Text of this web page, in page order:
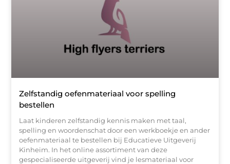
Zelfstandig oefenmateriaal voor spelling
bestellen
Laat kinderen zelfstandig kennis maken met taal,
spelling en woordenschat door een werkboekje en ander
oefenmateriaal te bestellen bij Educatieve Uitgeverij
Kinheim. In het online assortiment van deze
gespecialiseerde uitgeverij vind je lesmateriaal voor